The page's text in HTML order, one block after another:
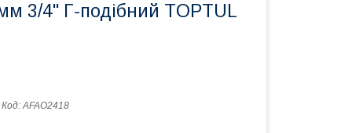
3/4" Г-подібний TOPTUL
Код:AFAO2418